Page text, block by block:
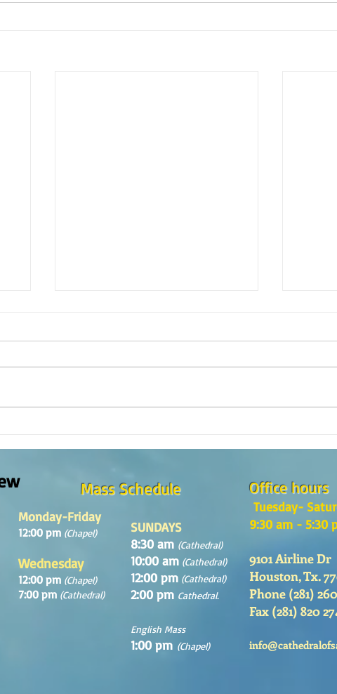
Sunday August, 9th, 2026
Mass Schedule
Monday-Friday
12:00 pm (Chapel)
Wednesday
12:00 pm (Chapel)
7:00 pm (Cathedral)
SUNDAYS
8:30 am (Cathedral)
10:00 am (Cathedral)
12:00 pm (Cathedral)
2:00 pm Cathedral.
English Mass
1:00 pm (Chapel)
Office hours
Tuesday-
9:30 am - 5:30
9101 Airline Dr
Houston, Tx.
Phone (281)
Fax (281) 820